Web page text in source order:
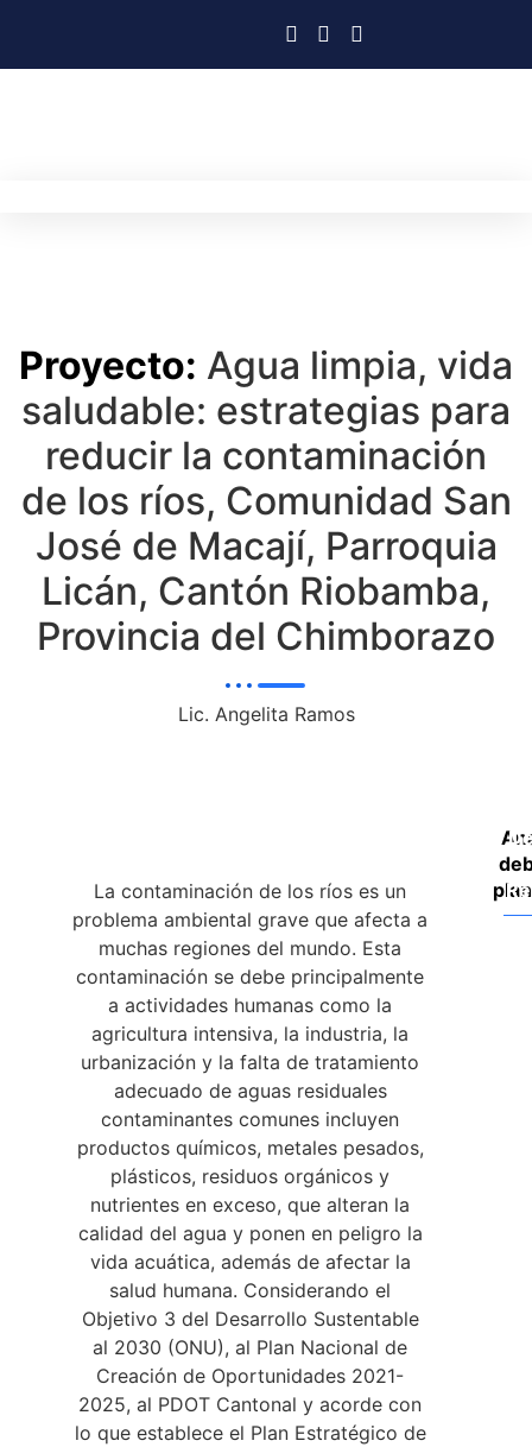
Proyecto: Agua limpia, vida
saludable: estrategias para
reducir la contaminación
de los ríos, Comunidad San
José de Macají, Parroquia
Licán, Cantón Riobamba,
Provincia del Chimborazo
Lic. Angelita Ramos
La contaminación de los ríos es un
problema ambiental grave que afecta a
muchas regiones del mundo. Esta
contaminación se debe principalmente
a actividades humanas como la
agricultura intensiva, la industria, la
urbanización y la falta de tratamiento
adecuado de aguas residuales
contaminantes comunes incluyen
productos químicos, metales pesados,
plásticos, residuos orgánicos y
nutrientes en exceso, que alteran la
calidad del agua y ponen en peligro la
vida acuática, además de afectar la
salud humana. Considerando el
Objetivo 3 del Desarrollo Sustentable
al 2030 (ONU), al Plan Nacional de
Creación de Oportunidades 2021-
2025, al PDOT Cantonal y acorde con
lo que establece el Plan Estratégico de